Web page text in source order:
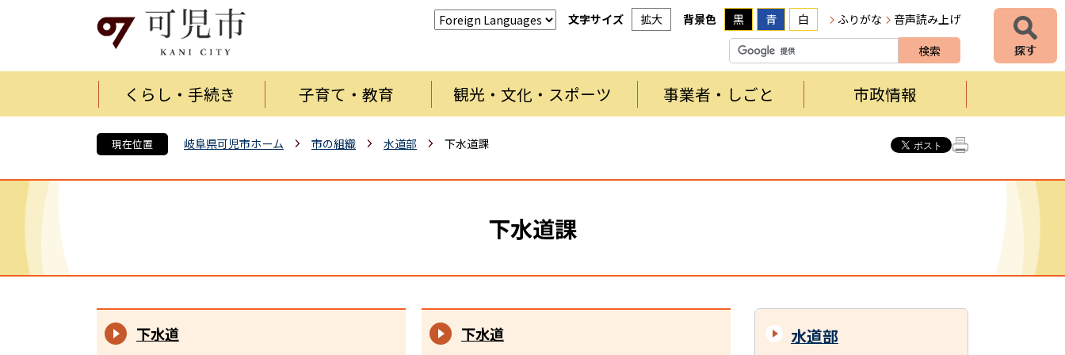
文字サイズ 拡大 背景色 黒 青 白 ふりがな 音声読み上げ
くらし・手続き 子育て・教育 観光・文化・スポーツ 事業者・しごと 市政情報
現在位置 岐阜県可児市ホーム 市の組織 水道部 下水道課
下水道課
下水道 下水道 水道部